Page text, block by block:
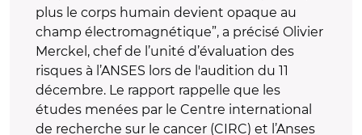
plus le corps humain devient opaque au
champ électromagnétique”, a précisé Olivier
Merckel, chef de l’unité d’évaluation des
risques à l’ANSES lors de l'audition du 11
décembre. Le rapport rappelle que les
études menées par le Centre international
de recherche sur le cancer (CIRC) et l’Anses